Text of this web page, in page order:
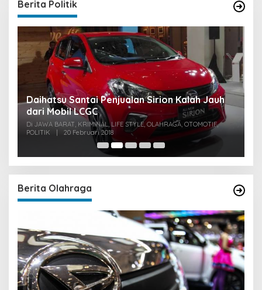
Berita Politik
Daihatsu Santai Penjualan Sirion Kalah Jauh
dari Mobil LCGC
Di JAWA BARAT, KRIMINAL, LIFE STYLE, OLAHRAGA, OTOMOTIF,
POLITIK
20 Februari 2018
Berita Olahraga